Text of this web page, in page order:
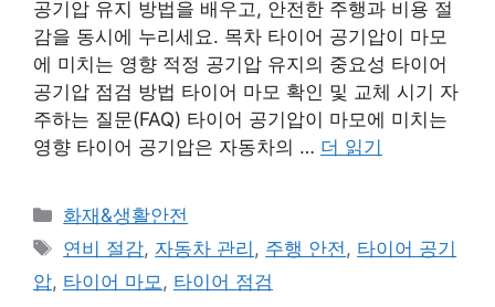
공기압 유지 방법을 배우고, 안전한 주행과 비용 절
감을 동시에 누리세요. 목차 타이어 공기압이 마모
에 미치는 영향 적정 공기압 유지의 중요성 타이어
공기압 점검 방법 타이어 마모 확인 및 교체 시기 자
주하는 질문(FAQ) 타이어 공기압이 마모에 미치는
영향 타이어 공기압은 자동차의 … 더 읽기
카
테
리
화재&생활안전
태
그
연비 절감, 자동차 관리 , 주행 안전, 타이어 공기
압, 타이어 마모, 타이어 점검